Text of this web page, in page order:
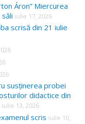
Áron” Miercurea
iulie 17, 2026
scrisă din 21 iulie
susținerea probei
didactice din
iulie 13, 2026
scris iulie 10,